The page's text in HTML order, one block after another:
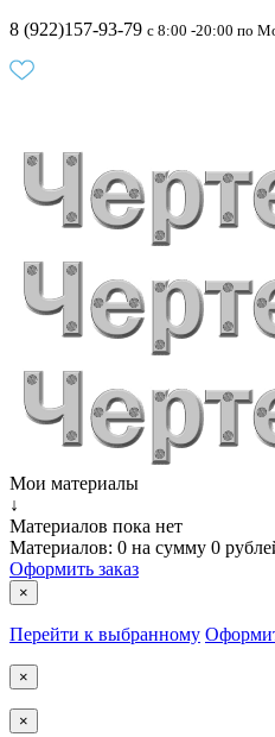
8 (922)157-93-79 c 8:00 -20:00 по
Мои материалы
↓
Материалов пока нет
Материалов: 0 на сумму 0
Оформить заказ
×
Перейти к выбранному
×
×